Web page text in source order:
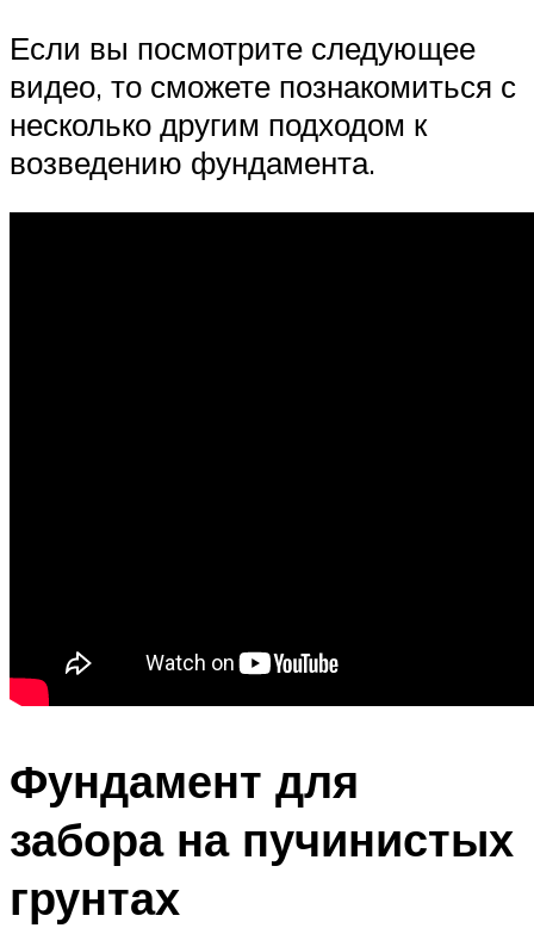
Если вы посмотрите следующее
видео, то сможете познакомиться с
несколько другим подходом к
возведению фундамента.
Фундамент для
забора на пучинистых
грунтах